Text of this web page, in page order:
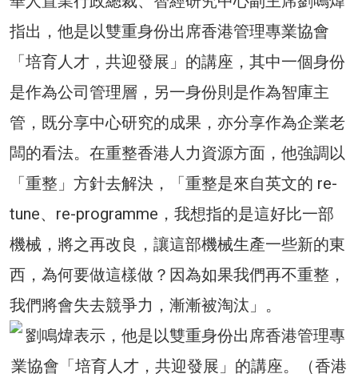
指出，他是以雙重身份出席香港管理專業協會
「培育人才，共迎發展」的講座，其中一個身份
是作為公司管理層，另一身份則是作為智庫主
管，既分享中心研究的成果，亦分享作為企業老
闆的看法。在重整香港人力資源方面，他強調以
「重整」方針去解決，「重整是來自英文的 re-
tune、re-programme，我想指的是這好比一部
機械，將之再改良，讓這部機械生產一些新的東
西，為何要做這樣做？因為如果我們再不重整，
我們將會失去競爭力，漸漸被淘汰」。